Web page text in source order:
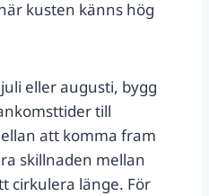
kusten känns hög
eller augusti, bygg
till
att komma fram
skillnaden mellan
cirkulera länge. För